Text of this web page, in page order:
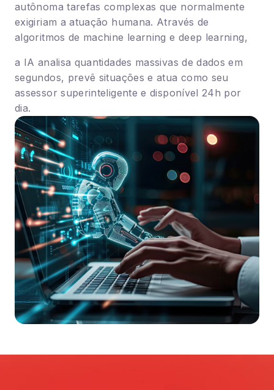
autônoma tarefas complexas que normalmente
exigiriam a atuação humana. Através de
algoritmos de machine learning e deep learning,
a IA analisa quantidades massivas de dados em
segundos, prevê situações e atua como seu
assessor superinteligente e disponível 24h por
dia.